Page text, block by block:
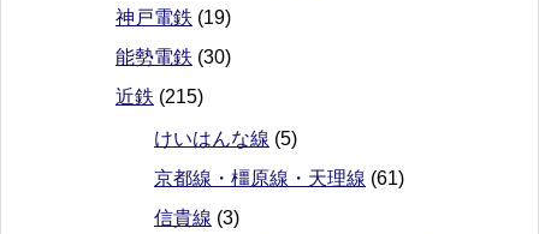
神戸電鉄 (19)
能勢電鉄 (30)
近鉄 (215)
けいはんな線 (5)
京都線・橿原線・天理線 (61)
信貴線 (3)